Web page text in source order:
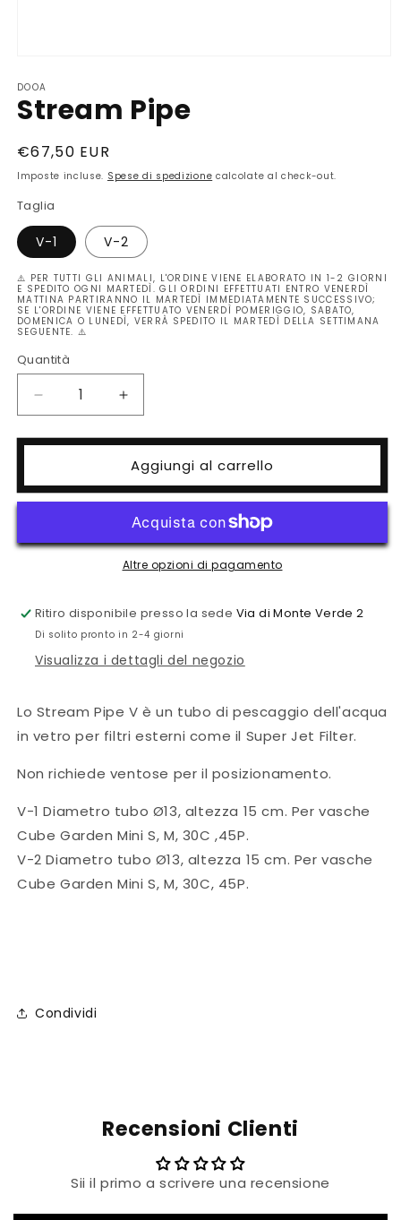
multimediali
1
in
DOOA
Stream Pipe
Prezzo
di
€67,50 EUR
Imposte incluse. Spese di spedizione calcolate al check-out.
Taglia
V-1 V-2
⚠️ PER TUTTI GLI ANIMALI, L'ORDINE VIENE ELABORATO IN 1-2 GIORNI
E SPEDITO OGNI MARTEDÌ. GLI ORDINI EFFETTUATI ENTRO VENERDÌ
MATTINA PARTIRANNO IL MARTEDÌ IMMEDIATAMENTE SUCCESSIVO;
SE L'ORDINE VIENE EFFETTUATO VENERDÌ POMERIGGIO, SABATO,
DOMENICA O LUNEDÌ, VERRÀ SPEDITO IL MARTEDÌ DELLA SETTIMANA
SEGUENTE. ⚠️
Quantità
Quantità
Diminuisci
quantità
per
Aumenta
quantità
per
Stream
Pipe
Aggiungi al carrello
Altre opzioni di pagamento
Ritiro disponibile presso la sede Via di Monte Verde 2
Di solito pronto in 2-4 giorni
Visualizza i dettagli del negozio
Lo Stream Pipe V è un tubo di pescaggio dell'acqua
in vetro per filtri esterni come il Super Jet Filter.
Non richiede ventose per il posizionamento.
V-1Diametro tubo Ø13, altezza 15 cm. Per vasche
Cube Garden Mini S, M, 30C ,45P.
V-2Diametro tubo Ø13, altezza 15 cm. Per vasche
Cube Garden Mini S, M, 30C, 45P.
Condividi
Recensioni Clienti
Sii il primo a scrivere una recensione